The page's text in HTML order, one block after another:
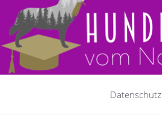
Datenschutz